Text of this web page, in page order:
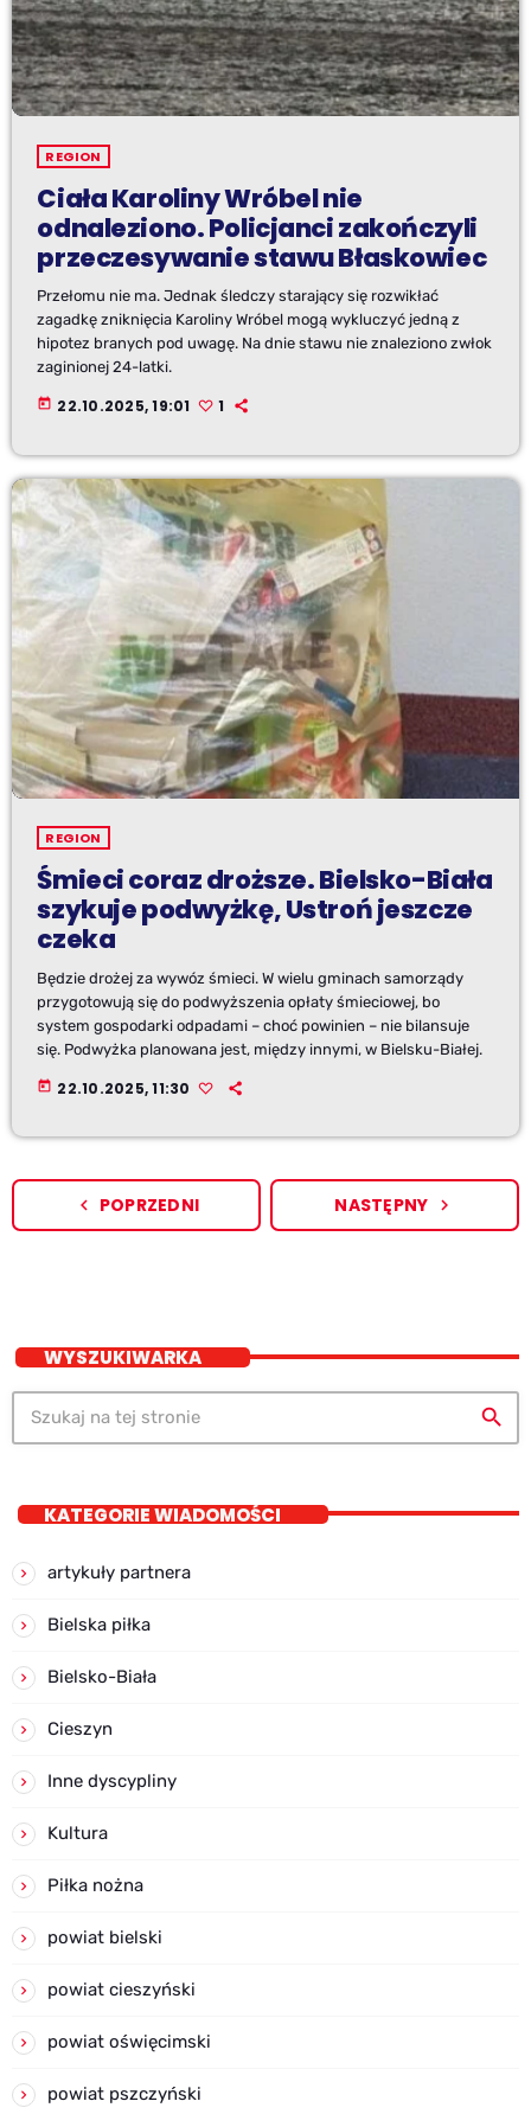
REGION
Ciała Karoliny Wróbel nie
odnaleziono. Policjanci zakończyli
przeczesywanie stawu Błaskowiec
Przełomu nie ma. Jednak śledczy starający się rozwikłać
zagadkę zniknięcia Karoliny Wróbel mogą wykluczyć jedną z
hipotez branych pod uwagę. Na dnie stawu nie znaleziono zwłok
zaginionej 24-latki.
today 22.10.2025, 19:01 1
REGION
Śmieci coraz droższe. Bielsko-Biała
szykuje podwyżkę, Ustroń jeszcze
czeka
Będzie drożej za wywóz śmieci. W wielu gminach samorządy
przygotowują się do podwyższenia opłaty śmieciowej, bo
system gospodarki odpadami – choć powinien – nie bilansuje
się. Podwyżka planowana jest, między innymi, w Bielsku-Białej.
today 22.10.2025, 11:30
navigate_before POPRZEDNI NASTĘPNY navigate_next
WYSZUKIWARKA
search
KATEGORIE WIADOMOŚCI
artykuły partnera
Bielska piłka
Bielsko-Biała
Cieszyn
Inne dyscypliny
Kultura
Piłka nożna
powiat bielski
powiat cieszyński
powiat oświęcimski
powiat pszczyński